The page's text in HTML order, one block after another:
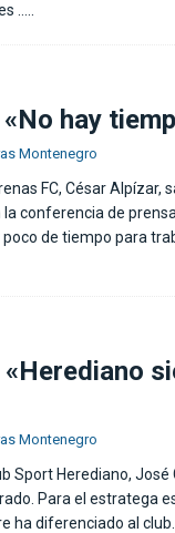
hay
Montenegro
FC, César
la conferencia de
de tiempo para
Montenegro
Sport Herediano,
Para el estratega
ha diferenciado al